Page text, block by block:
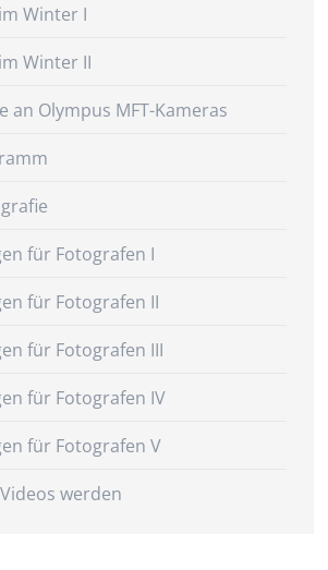
Winter I
Winter II
an Olympus MFT-Kameras
für Fotografen I
für Fotografen II
für Fotografen III
für Fotografen IV
für Fotografen V
werden